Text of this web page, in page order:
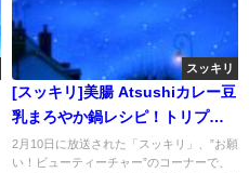
スッキリ
[スッキリ]美腸 Atsushiカレー豆
乳まろやか鍋レシピ！トリプル
旨味
2月10日に放送された「スッキリ」、”お願
い！ビューティーチャー”のコーナーで、